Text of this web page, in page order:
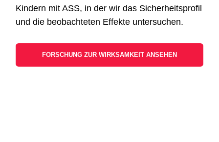
Kindern mit ASS, in der wir das Sicherheitsprofil
und die beobachteten Effekte untersuchen.
FORSCHUNG ZUR WIRKSAMKEIT ANSEHEN